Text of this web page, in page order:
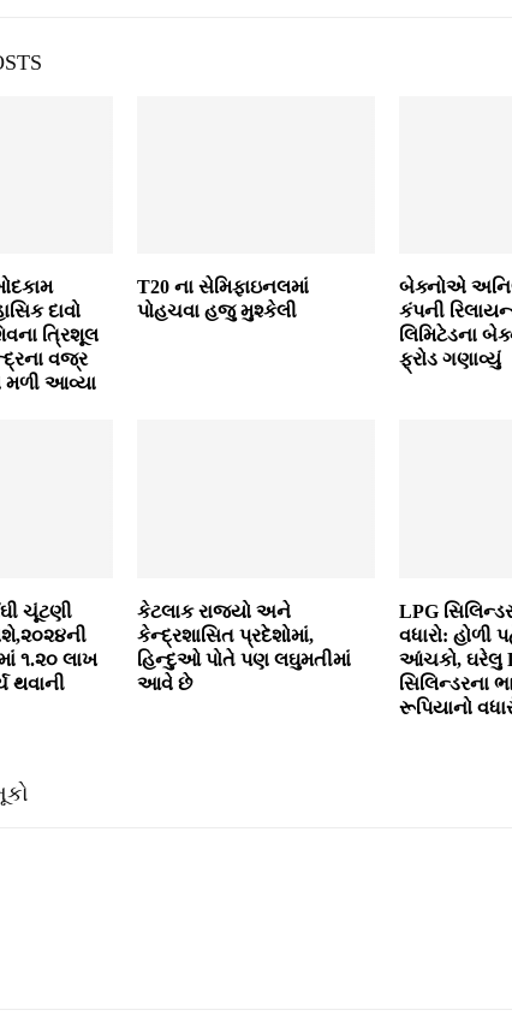
દાવો
ત્રિશૂલ
વજ્ર
મળી આવ્યા
T20 ના સેમિફાઇનલમાં
પોહચવા હજુ મુશ્કેલી
બેક્નોએ
કંપની
લિમિટેડના
ફ્રોડ ગણાવ્યું
ચૂંટણી
૧.૨૦ લાખ
થવાની
કેટલાક રાજ્‍યો અને
કેન્‍દ્રશાસિત પ્રદેશોમાં,
હિન્‍દુઓ પોતે પણ લઘુમતીમાં
આવે છે
LPG
વધારો: હોળી
આંચકો, ઘરેલુ
સિલિન્ડરના
રૂપિયાનો